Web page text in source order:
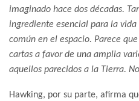
imaginado hace dos décadas.
ingrediente esencial para la
común en el espacio. Parece
cartas a favor de una amplia
aquellos parecidos a la Tierra.
Hawking, por su parte, afirma